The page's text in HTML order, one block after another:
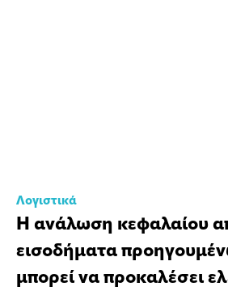
Λογιστικά
Η ανάλωση κεφαλαίου
εισοδήματα
μπορεί να προκαλέσει